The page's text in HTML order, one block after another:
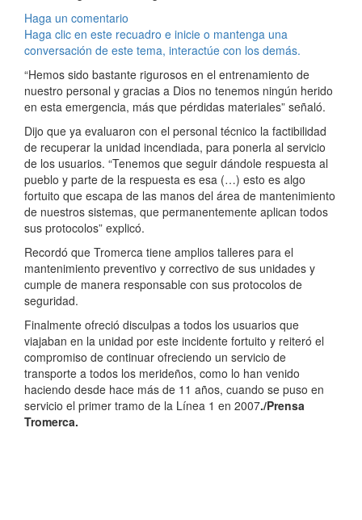
Haga un comentario
Haga clic en este recuadro e inicie o mantenga una
conversación de este tema, interactúe con los demás.
“Hemos sido bastante rigurosos en el entrenamiento de
nuestro personal y gracias a Dios no tenemos ningún herido
en esta emergencia, más que pérdidas materiales” señaló.
Dijo que ya evaluaron con el personal técnico la factibilidad
de recuperar la unidad incendiada, para ponerla al servicio
de los usuarios. “Tenemos que seguir dándole respuesta al
pueblo y parte de la respuesta es esa (…) esto es algo
fortuito que escapa de las manos del área de mantenimiento
de nuestros sistemas, que permanentemente aplican todos
sus protocolos” explicó.
Recordó que Tromerca tiene amplios talleres para el
mantenimiento preventivo y correctivo de sus unidades y
cumple de manera responsable con sus protocolos de
seguridad.
Finalmente ofreció disculpas a todos los usuarios que
viajaban en la unidad por este incidente fortuito y reiteró el
compromiso de continuar ofreciendo un servicio de
transporte a todos los merideños, como lo han venido
haciendo desde hace más de 11 años, cuando se puso en
servicio el primer tramo de la Línea 1 en 2007./Prensa
Tromerca.